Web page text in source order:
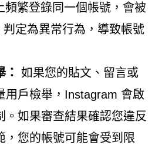
頻繁登錄同一個帳號，會被
定為異常行為，導致帳號
： 如果您的貼文、留言或
用戶檢舉，Instagram 會啟
。如果審查結果確認您違反
，您的帳號可能會受到限